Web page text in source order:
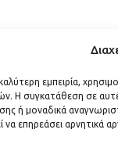
εμπειρία,
Η συγκατάθεση σε
ή μοναδικά
επηρεάσει αρνητικά